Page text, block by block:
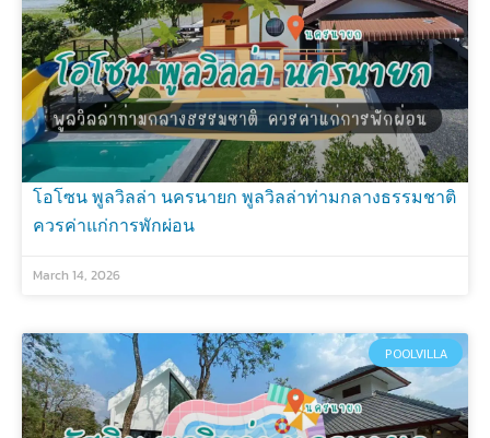
โอโซน พูลวิลล่า นครนายก พูลวิลล่าท่ามกลางธรรมชาติ
ควรค่าแก่การพักผ่อน
March 14, 2026
POOLVILLA